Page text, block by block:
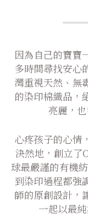
因為自己的寶寶
多時間尋找安心
灣重視天然、無
的染印棉織品，
亮麗，
心疼孩子的心情
決然地，創立了
球最嚴謹的有機
到染印過程都強
師的原創設計，
一起以最